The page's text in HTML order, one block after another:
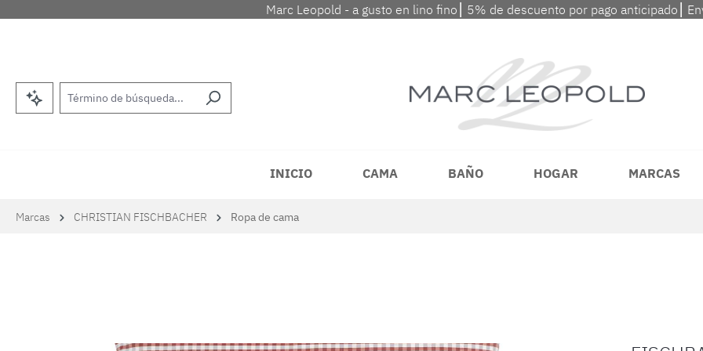
al contenido principal
Saltar a la búsqueda
Saltar a la navegación principal
Marc Leopold - a gusto en lino fino⎮ 5% de descuento por pago anticipado⎮
INICIO CAMA BAÑO HOGAR MARCAS
Marcas CHRISTIAN FISCHBACHER Ropa de cama